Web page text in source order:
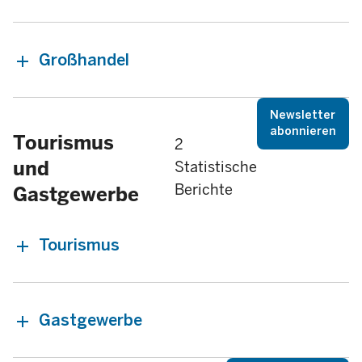
Großhandel
Tourismus
und
Gastgewerbe
2
Statistische
Berichte
Newsletter
abonnieren
Tourismus
Gastgewerbe